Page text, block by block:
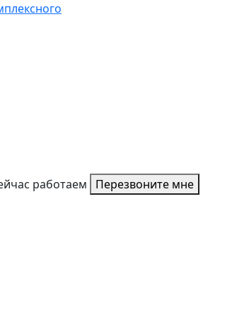
работаем
Перезвоните мне